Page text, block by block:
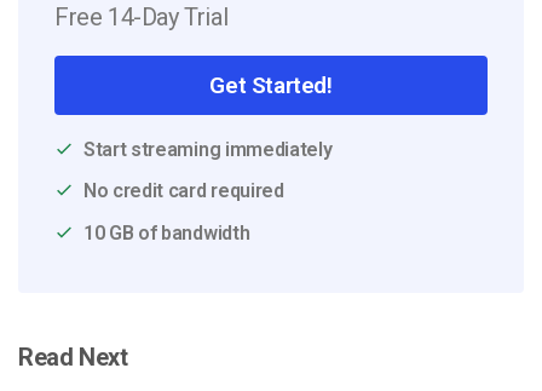
Free 14-Day Trial
Get Started!
Start streaming immediately
No credit card required
10 GB of bandwidth
Read Next